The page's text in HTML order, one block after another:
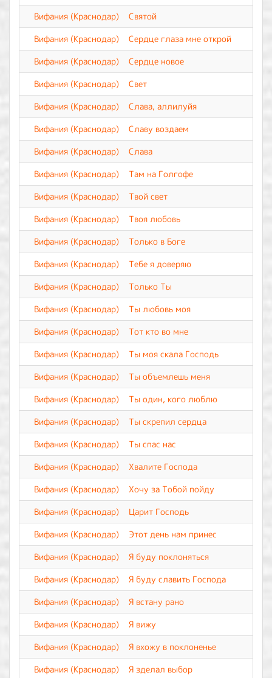
Вифания (Краснодар)
Святой
Вифания (Краснодар)
Сердце глаза мне открой
Вифания (Краснодар)
Сердце новое
Вифания (Краснодар)
Свет
Вифания (Краснодар)
Слава, аллилуйя
Вифания (Краснодар)
Славу воздаем
Вифания (Краснодар)
Слава
Вифания (Краснодар)
Там на Голгофе
Вифания (Краснодар)
Твой свет
Вифания (Краснодар)
Твоя любовь
Вифания (Краснодар)
Только в Боге
Вифания (Краснодар)
Тебе я доверяю
Вифания (Краснодар)
Только Ты
Вифания (Краснодар)
Ты любовь моя
Вифания (Краснодар)
Тот кто во мне
Вифания (Краснодар)
Ты моя скала Господь
Вифания (Краснодар)
Ты объемлешь меня
Вифания (Краснодар)
Ты один, кого люблю
Вифания (Краснодар)
Ты скрепил сердца
Вифания (Краснодар)
Ты спас нас
Вифания (Краснодар)
Хвалите Господа
Вифания (Краснодар)
Хочу за Тобой пойду
Вифания (Краснодар)
Царит Господь
Вифания (Краснодар)
Этот день нам принес
Вифания (Краснодар)
Я буду поклоняться
Вифания (Краснодар)
Я буду славить Господа
Вифания (Краснодар)
Я встану рано
Вифания (Краснодар)
Я вижу
Вифания (Краснодар)
Я вхожу в поклоненье
Вифания (Краснодар)
Я зделал выбор